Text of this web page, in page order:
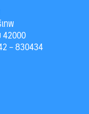
ทพ
42000
– 830434